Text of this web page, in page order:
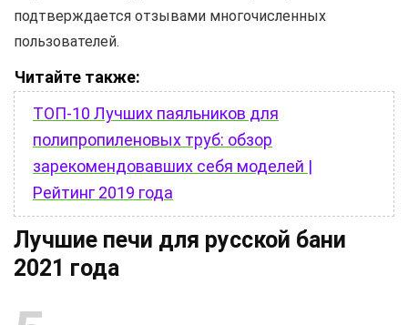
подтверждается отзывами многочисленных
пользователей.
Читайте также:
ТОП-10 Лучших паяльников для
полипропиленовых труб: обзор
зарекомендовавших себя моделей |
Рейтинг 2019 года
Лучшие печи для русской бани
2021 года